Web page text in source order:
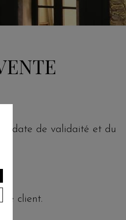
date de validaité et du
le client.